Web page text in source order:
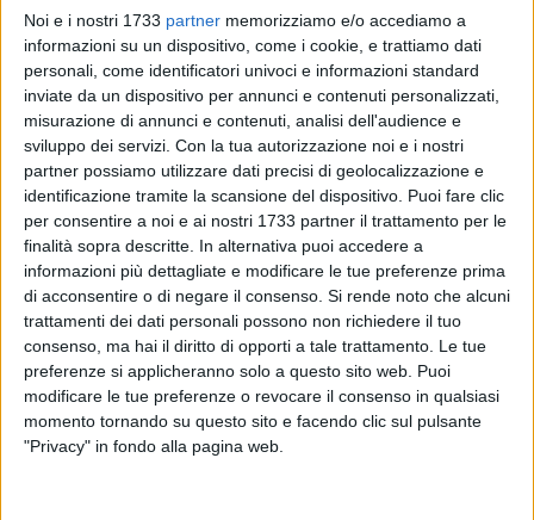
Noi e i nostri 1733 partner memorizziamo e/o accediamo a
informazioni su un dispositivo, come i cookie, e trattiamo dati
personali, come identificatori univoci e informazioni standard
inviate da un dispositivo per annunci e contenuti personalizzati,
misurazione di annunci e contenuti, analisi dell'audience e
sviluppo dei servizi. Con la tua autorizzazione noi e i nostri
partner possiamo utilizzare dati precisi di geolocalizzazione e
identificazione tramite la scansione del dispositivo. Puoi fare clic
per consentire a noi e ai nostri 1733 partner il trattamento per le
finalità sopra descritte. In alternativa puoi accedere a
informazioni più dettagliate e modificare le tue preferenze prima
di acconsentire o di negare il consenso. Si rende noto che alcuni
trattamenti dei dati personali possono non richiedere il tuo
consenso, ma hai il diritto di opporti a tale trattamento. Le tue
preferenze si applicheranno solo a questo sito web. Puoi
modificare le tue preferenze o revocare il consenso in qualsiasi
momento tornando su questo sito e facendo clic sul pulsante
"Privacy" in fondo alla pagina web.
7
Mattina da incubo per i passeggeri aerei dei voli Torino-Bari
e Bari-Torino, che, quest'oggi, venerdì 1 luglio, si sono visti
cancellare improvvisamente i voli dalla compagnia aerea
Ryanair (quile info per richiedere il rimborso).
I viaggiatori, secondo quanto analizzato dal sito
specialistico ItaliaRimborso, potrebbero richiedere la
compensazione pecuniaria di 250 euro, prevista dal